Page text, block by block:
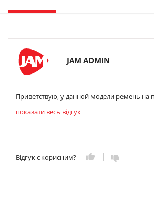
JAM ADMIN
Приветствую, у данной модели ремень на
показати весь відгук
Відгук є корисним?